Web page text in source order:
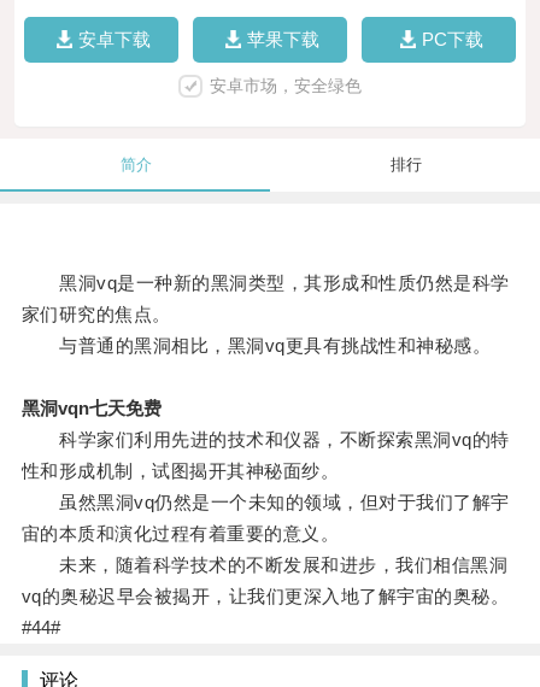
安卓下载 苹果下载 PC下载
安卓市场，安全绿色
简介 排行
黑洞vq是一种新的黑洞类型，其形成和性质仍然是科学
家们研究的焦点。
与普通的黑洞相比，黑洞vq更具有挑战性和神秘感。
黑洞vqn七天免费
科学家们利用先进的技术和仪器，不断探索黑洞vq的特
性和形成机制，试图揭开其神秘面纱。
虽然黑洞vq仍然是一个未知的领域，但对于我们了解宇
宙的本质和演化过程有着重要的意义。
未来，随着科学技术的不断发展和进步，我们相信黑洞
vq的奥秘迟早会被揭开，让我们更深入地了解宇宙的奥秘。
#44#
评论